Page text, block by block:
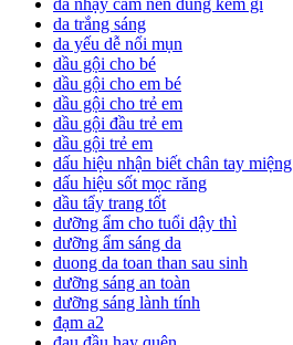
da nhạy cảm nên dùng kem gì
da trắng sáng
da yếu dễ nổi mụn
dầu gội cho bé
dầu gội cho em bé
dầu gội cho trẻ em
dầu gội đầu trẻ em
dầu gội trẻ em
dấu hiệu nhận biết chân tay miệng
dấu hiệu sốt mọc răng
dầu tẩy trang tốt
dưỡng ẩm cho tuổi dậy thì
dưỡng ẩm sáng da
duong da toan than sau sinh
dưỡng sáng an toàn
dưỡng sáng lành tính
đạm a2